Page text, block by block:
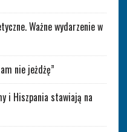
Ważne wydarzenie w
nie jeżdżę”
i Hiszpania stawiają na